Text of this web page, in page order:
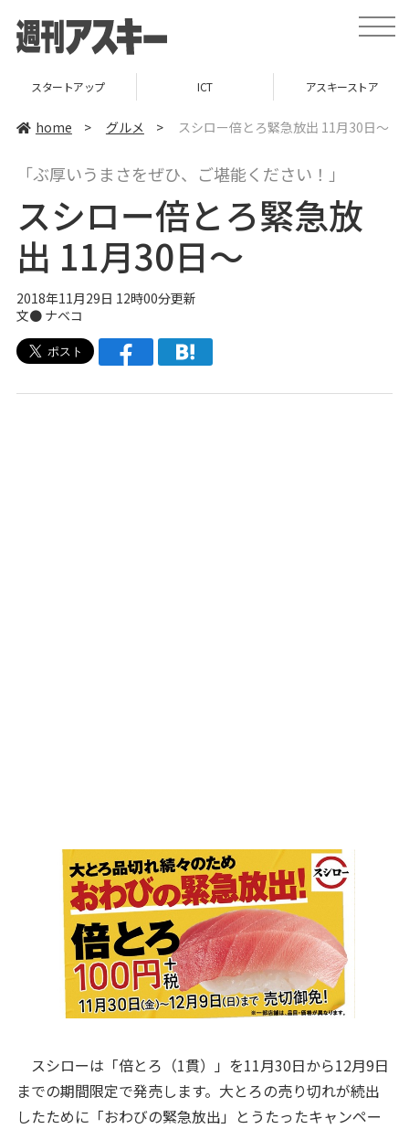
t
o
e
v
ICT アスキーストア インフォメーション
home > グルメ > スシロー倍とろ緊急放出 11月30日～
「ぶ厚いうまさをぜひ、ご堪能ください！」
スシロー倍とろ緊急放
出 11月30日～
2018年11月29日 12時00分更新
文● ナベコ
スシローは「倍とろ（1貫）」を11月30日から12月9日
までの期間限定で発売します。大とろの売り切れが続出
したために「おわびの緊急放出」とうたったキャンペー